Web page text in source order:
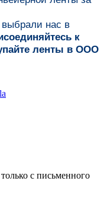
нас в
к
ленты в ООО
с письменного